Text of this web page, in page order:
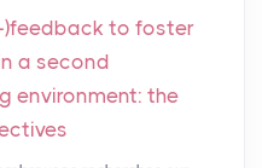
)feedback to foster
a second
environment: the